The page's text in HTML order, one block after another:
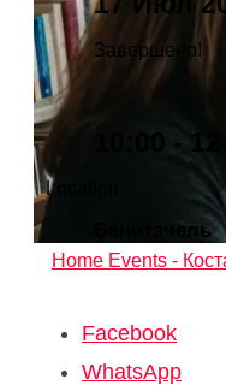
Завершено!
10:00 -
Location
Бенитачель
Home Events -
Facebook
WhatsApp